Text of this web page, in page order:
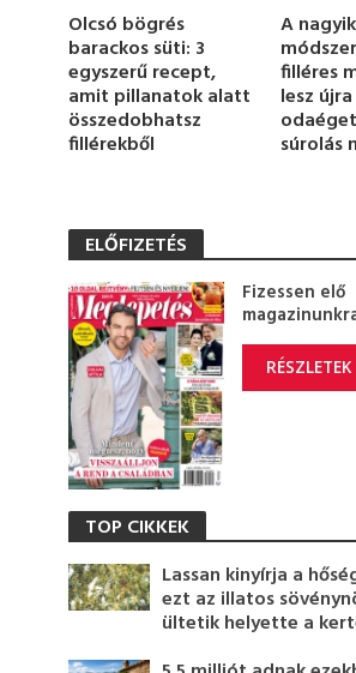
s
Olcsó bögrés
barackos süti: 3
egyszerű recept,
amit pillanatok alatt
összedobhatsz
fillérekből
A
filléres
lesz
súrolás
ELŐFIZETÉS
Fizessen elő
RÉSZLETEK
TOP CIKKEK
Lassan kinyírja a
ezt az illatos
ültetik helyette a